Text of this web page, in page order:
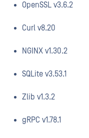
OpenSSL v3.6.2
Curl v8.20
NGINX v1.30.2
SQLite v3.53.1
Zlib v1.3.2
gRPC v1.78.1